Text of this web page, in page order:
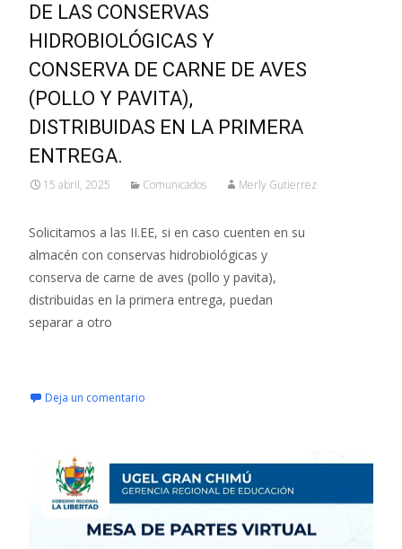
DE LAS CONSERVAS
HIDROBIOLÓGICAS Y
CONSERVA DE CARNE DE AVES
(POLLO Y PAVITA),
DISTRIBUIDAS EN LA PRIMERA
ENTREGA.
15 abril, 2025 Comunicados Merly Gutierrez
Solicitamos a las II.EE, si en caso cuenten en su
almacén con conservas hidrobiológicas y
conserva de carne de aves (pollo y pavita),
distribuidas en la primera entrega, puedan
separar a otro
Deja un comentario